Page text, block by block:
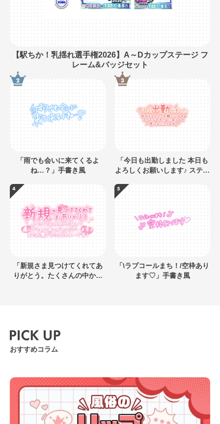
【駅ちか！乳揺れ選手権2026】A～Dカップステージ フ
レーム&バッジセット
「雨でも会いに来てくるよ
ね…？」手書き風
「今日も出勤しました 本日も
よろしくお願いします♪ ステキ
にしてます」キラキラネオン
「新規さま見つけてくれてあ
りがとう。たくさんの中から
「\ラブコールまち！/空枠あり
ます♡」手書き風
おすすめコラム